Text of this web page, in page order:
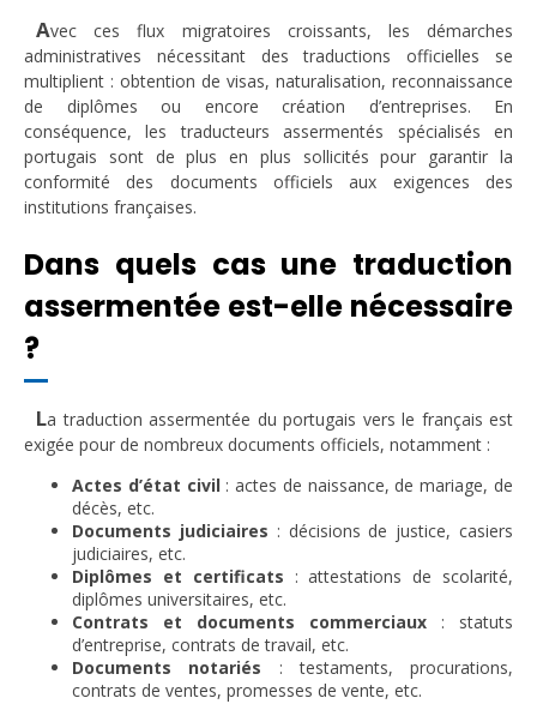
Avec ces flux migratoires croissants, les démarches
administratives nécessitant des traductions officielles se
multiplient : obtention de visas, naturalisation, reconnaissance
de diplômes ou encore création d’entreprises. En
conséquence, les traducteurs assermentés spécialisés en
portugais sont de plus en plus sollicités pour garantir la
conformité des documents officiels aux exigences des
institutions françaises.
Dans quels cas une traduction
assermentée est-elle nécessaire
?
La traduction assermentée du portugais vers le français est
exigée pour de nombreux documents officiels, notamment :
Actes d’état civil: actes de naissance, de mariage, de
décès, etc.
Documents judiciaires : décisions de justice, casiers
judiciaires, etc.
Diplômes et certificats : attestations de scolarité,
diplômes universitaires, etc.
Contrats et documents commerciaux : statuts
d’entreprise, contrats de travail, etc.
Documents notariés : testaments, procurations,
contrats de ventes, promesses de vente, etc.